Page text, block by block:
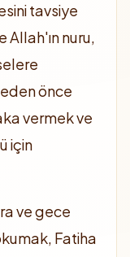
tavsiye
Allah'ın nuru,
önce
vermek ve
için
ve gece
Fatiha